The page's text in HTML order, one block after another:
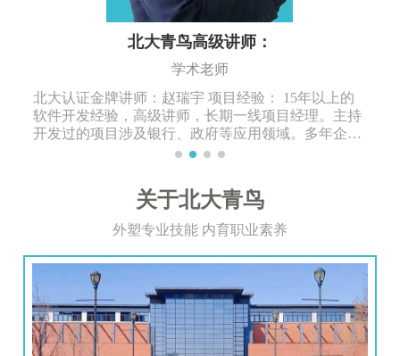
北大青鸟高级讲师：
学术老师
北大认证金牌讲师：赵瑞宇 项目经验： 15年以上的
软件开发经验，高级讲师，长期一线项目经理。主持
开发过的项目涉及银行、政府等应用领域。多年企业
内训培训师，讲课风趣幽默，深受学生喜爱
关于北大青鸟
外塑专业技能 内育职业素养